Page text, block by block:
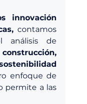
innovación
contamos
enfoque de
permite a las